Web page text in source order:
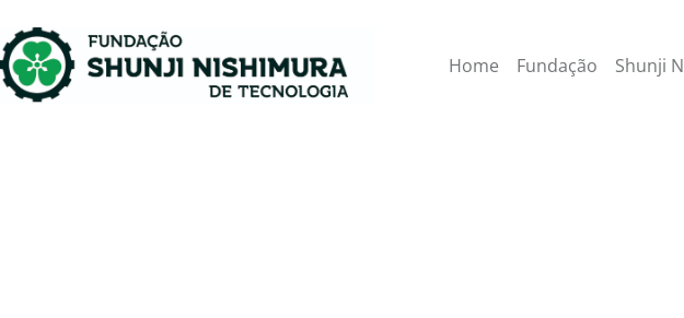
Home Fundação Shunji